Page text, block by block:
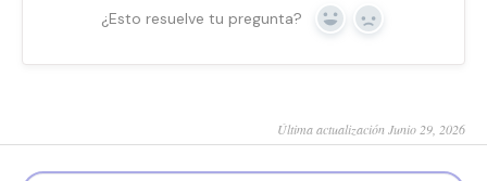
¿Esto resuelve tu pregunta? Yes No
Última actualización Junio 29, 2026